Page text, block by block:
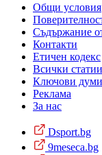
Общи условия
Съдържание
Контакти
Етичен кодекс
Всички статии
Ключови думи
Реклама
За нас
Dsport.bg
9meseca.bg